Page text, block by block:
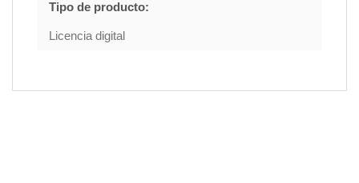
Tipo de producto:
Licencia digital